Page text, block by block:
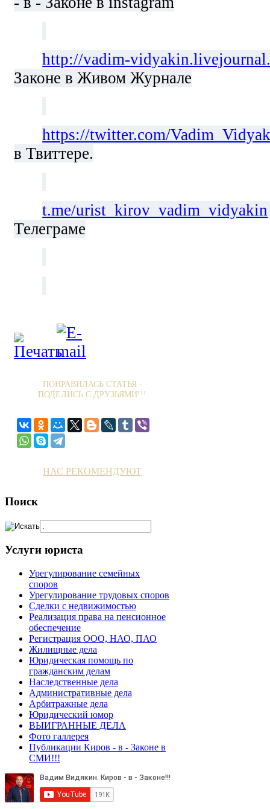
http://vadim-
Законе в Живом Журнале
https://twitter.com/
в Твиттере.
t.me/urist_kirov_vadim_vidyakin
Телеграме
ПОНРАВИЛАСЬ СТАТЬЯ -
ПОДЕЛИСЬ С ДРУЗЬЯМИ!!!
НАС РЕКОМЕНДУЮТ
Поиск
Услуги юриста
Урегулирование семейных
споров
Урегулирование трудовых споров
Сделки с недвижимостью
Реализация права на пенсионное
обеспечение
Регистрация ООО, НАО, ПАО
Жилищные дела
Юридическая помощь по
гражданским делам
Наследственные дела
Административные дела
Арбитражные дела
Юридический юмор
ВЫИГРАННЫЕ ДЕЛА
Фото галлерея
Публикации Киров - в - Законе в
СМИ!!!